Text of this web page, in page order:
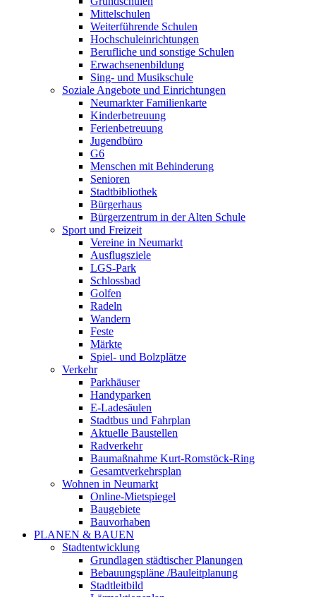
Mittelschulen
Weiterführende Schulen
Hochschuleinrichtungen
Berufliche und sonstige Schulen
Erwachsenenbildung
Sing- und Musikschule
Soziale Angebote und Einrichtungen
Neumarkter Familienkarte
Kinderbetreuung
Ferienbetreuung
Jugendbüro
G6
Menschen mit Behinderung
Senioren
Stadtbibliothek
Bürgerhaus
Bürgerzentrum in der Alten Schule
Sport und Freizeit
Vereine in Neumarkt
Ausflugsziele
LGS-Park
Schlossbad
Golfen
Radeln
Wandern
Feste
Märkte
Spiel- und Bolzplätze
Verkehr
Parkhäuser
Handyparken
E-Ladesäulen
Stadtbus und Fahrplan
Aktuelle Baustellen
Radverkehr
Baumaßnahme Kurt-Romstöck-Ring
Gesamtverkehrsplan
Wohnen in Neumarkt
Online-Mietspiegel
Baugebiete
Bauvorhaben
PLANEN & BAUEN
Stadtentwicklung
Grundlagen städtischer Planungen
Bebauungspläne /Bauleitplanung
Stadtleitbild